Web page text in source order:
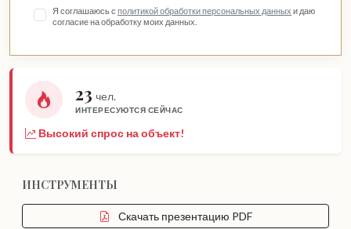
Я соглашаюсь с политикой обработки персональных данных и даю
согласие на обработку моих данных.
23 чел.
ИНТЕРЕСУЮТСЯ СЕЙЧАС
Высокий спрос на объект!
ИНСТРУМЕНТЫ
Скачать презентацию PDF